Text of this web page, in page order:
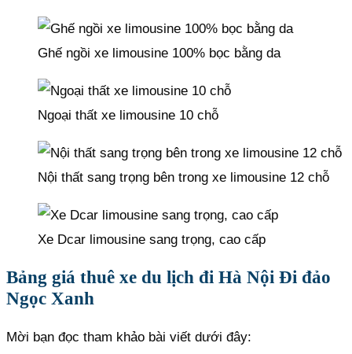
Ghế ngồi xe limousine 100% bọc bằng da
Ngoại thất xe limousine 10 chỗ
Nội thất sang trọng bên trong xe limousine 12 chỗ
Xe Dcar limousine sang trọng, cao cấp
Bảng giá thuê xe du lịch đi Hà Nội Đi đảo
Ngọc Xanh
Mời bạn đọc tham khảo bài viết dưới đây: